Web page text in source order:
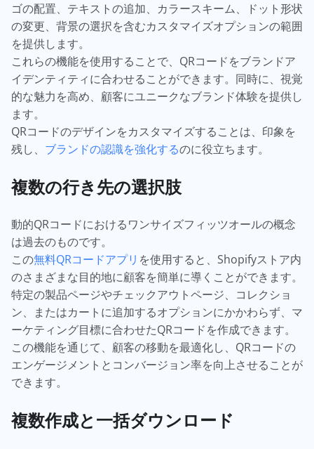
ゴの配置、テキストの追加、カラースキーム、ドット形状
の変更、背景の選択を含むカスタマイズオプションの範囲
を提供します。
これらの機能を使用することで、QRコードをブランドア
イデンティティに合わせることができます。同時に、視覚
的な魅力を高め、顧客にユニークなブランド体験を提供し
ます。
QRコードのデザインをカスタマイズすることは、印象を
残し、 ブランドの認識を強化するのに役立ちます。
複数の行き先の選択肢
動的QRコードにおけるワンサイズフィッツオールの概念
は過去のものです。
この無料QRコードアプリ を使用すると、Shopifyストア内
のさまざまな目的地に顧客を簡単に導くことができます。
特定の製品ページやチェックアウトページ、コレクショ
ン、またはカートに追加するオプションにかかわらず、マ
ーケティング目標に合わせたQRコードを作成できます。
この機能を通じて、顧客の移動を最適化し、QRコードの
エンゲージメントとコンバージョン率を向上させることが
できます。
複数作成と一括ダウンロード